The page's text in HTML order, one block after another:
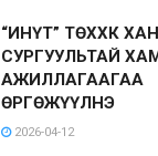
“ИНҮТ” ТӨХХК
СУРГУУЛЬТАЙ
АЖИЛЛАГААГАА
ӨРГӨЖҮҮЛНЭ
2026-04-12